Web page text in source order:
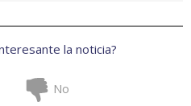
la noticia?
No